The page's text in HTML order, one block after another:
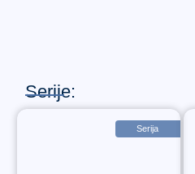
Serije:
Serija